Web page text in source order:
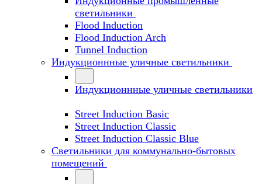
светильники
Flood Induction
Flood Induction Arch
Tunnel Induction
Индукционнные уличные светильники
Индукционнные уличные светильники
Street Induction Basic
Street Induction Classic
Street Induction Classic Blue
Светильники для коммунально-бытовых
помещений